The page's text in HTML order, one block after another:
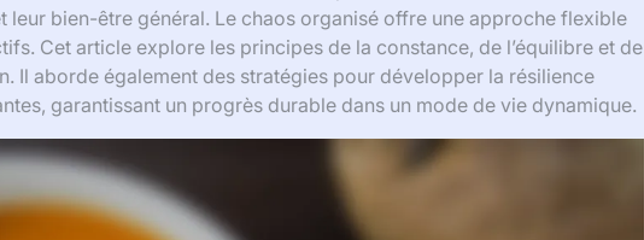
leur bien-être général. Le chaos organisé offre une approche flexible
Cet article explore les principes de la constance, de l’équilibre et de
Il aborde également des stratégies pour développer la résilience
garantissant un progrès durable dans un mode de vie dynamique.